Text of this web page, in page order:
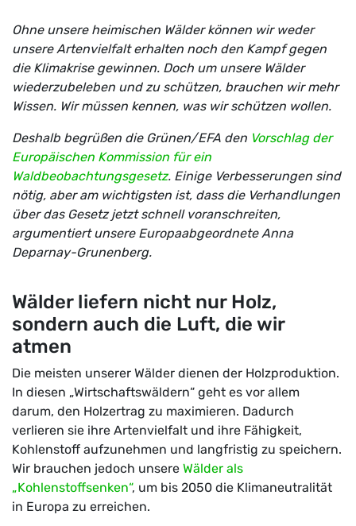
Ohne unsere heimischen Wälder können wir weder
unsere Artenvielfalt erhalten noch den Kampf gegen
die Klimakrise gewinnen. Doch um unsere Wälder
wiederzubeleben und zu schützen, brauchen wir mehr
Wissen. Wir müssen kennen, was wir schützen wollen.
Deshalb begrüßen die Grünen/EFA den Vorschlag der
Europäischen Kommission für ein
Waldbeobachtungsgesetz. Einige Verbesserungen sind
nötig, aber am wichtigsten ist, dass die Verhandlungen
über das Gesetz jetzt schnell voranschreiten,
argumentiert unsere EuropaabgeordneteAnna
Deparnay-Grunenberg.
Wälder liefern nicht nur Holz,
sondern auch die Luft, die wir
atmen
Die meisten unserer Wälder dienen der Holzproduktion.
In diesen „Wirtschaftswäldern“ geht es vor allem
darum, den Holzertrag zu maximieren. Dadurch
verlieren sie ihre Artenvielfalt und ihre Fähigkeit,
Kohlenstoff aufzunehmen und langfristig zu speichern.
Wir brauchen jedoch unsere Wälder als
„Kohlenstoffsenken“, um bis 2050 die Klimaneutralität
in Europa zu erreichen.